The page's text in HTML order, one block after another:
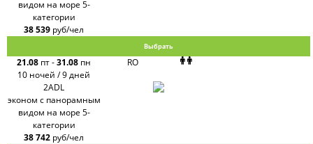
видом на море 5-
категории
38 539 руб/чел
Выбрать
21.08 пт-31.08 пн
10 ночей / 9 дней
RO
2ADL
эконом с панорамным
видом на море 5-
категории
38 742 руб/чел